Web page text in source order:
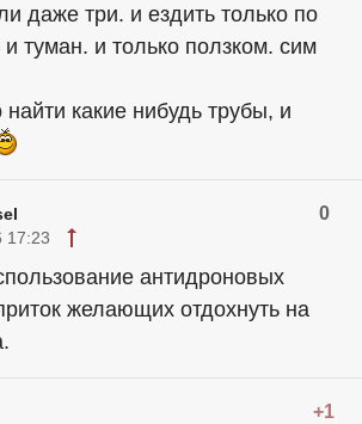
даже три. и ездить только по
туман. и только ползком. сим
какие нибудь трубы, и
0
17:23
антидроновых
желающих отдохнуть на
+1